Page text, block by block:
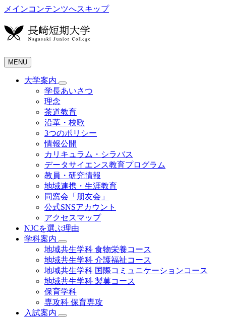
メインコンテンツへスキップ
MENU
大学案内
学長あいさつ
理念
茶道教育
沿革・校歌
3つのポリシー
情報公開
カリキュラム・シラバス
データサイエンス教育プログラム
教員・研究情報
地域連携・生涯教育
同窓会「朋友会」
公式SNSアカウント
アクセスマップ
NJCを選ぶ理由
学科案内
地域共⽣学科 ⾷物栄養コース
地域共生学科 介護福祉コース
地域共生学科 国際コミュニケーションコース
地域共⽣学科 製菓コース
保育学科
専攻科 保育専攻
入試案内